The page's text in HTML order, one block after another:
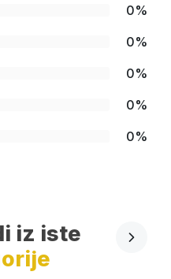
0%
0%
0%
0%
0%
iz iste